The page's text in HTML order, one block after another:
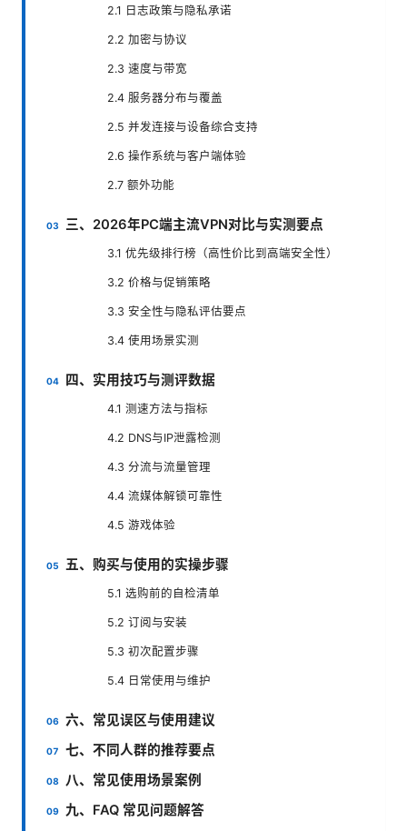
2.1 日志政策与隐私承诺
2.2 加密与协议
2.3 速度与带宽
2.4 服务器分布与覆盖
2.5 并发连接与设备综合支持
2.6 操作系统与客户端体验
2.7 额外功能
三、2026年PC端主流VPN对比与实测要点
3.1 优先级排行榜（高性价比到高端安全性）
3.2 价格与促销策略
3.3 安全性与隐私评估要点
3.4 使用场景实测
四、实用技巧与测评数据
4.1 测速方法与指标
4.2 DNS与IP泄露检测
4.3 分流与流量管理
4.4 流媒体解锁可靠性
4.5 游戏体验
五、购买与使用的实操步骤
5.1 选购前的自检清单
5.2 订阅与安装
5.3 初次配置步骤
5.4 日常使用与维护
六、常见误区与使用建议
七、不同人群的推荐要点
八、常见使用场景案例
九、FAQ 常见问题解答